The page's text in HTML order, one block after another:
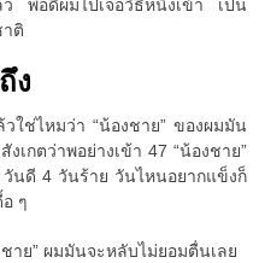
ว พอดีผมไปเจอวิธีหนึ่งเข้า เป็น
ติ
ง
ใช่ไหมว่า “น้องชาย” ของผมมัน
งเกตว่าพอย่างเข้า 47 “น้องชาย”
วันดี 4 วันร้าย วันไหนอยากแข็งก็
ๆ
าย” ผมมันจะหลับไม่ยอมตื่นเลย